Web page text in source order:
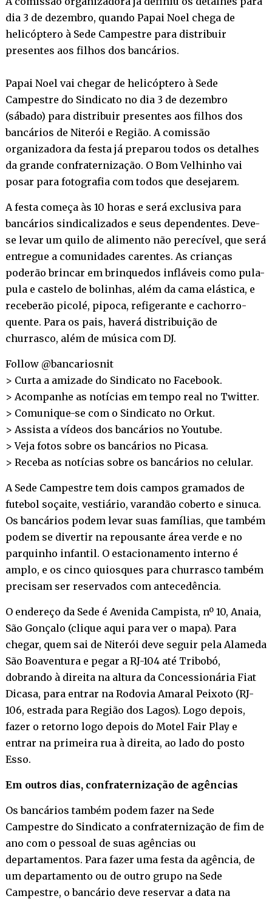
dia 3 de dezembro, quando Papai Noel chega de
helicóptero à Sede Campestre para distribuir
presentes aos filhos dos bancários.
Papai Noel vai chegar de helicóptero à Sede
Campestre do Sindicato no dia 3 de dezembro
(sábado) para distribuir presentes aos filhos dos
bancários de Niterói e Região. A comissão
organizadora da festa já preparou todos os detalhes
da grande confraternização. O Bom Velhinho vai
posar para fotografia com todos que desejarem.
A festa começa às 10 horas e será exclusiva para
bancários sindicalizados e seus dependentes. Deve-
se levar um quilo de alimento não perecível, que será
entregue a comunidades carentes. As crianças
poderão brincar em brinquedos infláveis como pula-
pula e castelo de bolinhas, além da cama elástica, e
receberão picolé, pipoca, refigerante e cachorro-
quente. Para os pais, haverá distribuição de
churrasco, além de música com DJ.
Follow @bancariosnit
> Curta a amizade do Sindicato no Facebook.
> Acompanhe as notícias em tempo real no Twitter.
> Comunique-se com o Sindicato no Orkut.
> Assista a vídeos dos bancários noYoutube.
> Veja fotos sobre os bancários no Picasa.
> Receba as notícias sobre os bancários no celular.
A Sede Campestre tem dois campos gramados de
futebol soçaite, vestiário, varandão coberto e sinuca.
Os bancários podem levar suas famílias, que também
podem se divertir na repousante área verde e no
parquinho infantil. O estacionamento interno é
amplo, e os cinco quiosques para churrasco também
precisam ser reservados com antecedência.
O endereço da Sede é Avenida Campista, nº 10, Anaia,
São Gonçalo (clique aqui para ver o mapa). Para
chegar, quem sai de Niterói deve seguir pela Alameda
São Boaventura e pegar a RJ-104 até Tribobó,
dobrando à direita na altura da Concessionária Fiat
Dicasa, para entrar na Rodovia Amaral Peixoto (RJ-
106, estrada para Região dos Lagos). Logo depois,
fazer o retorno logo depois do Motel Fair Play e
entrar na primeira rua à direita, ao lado do posto
Esso.
Em outros dias, confraternização de agências
Os bancários também podem fazer na Sede
Campestre do Sindicato a confraternização de fim de
ano com o pessoal de suas agências ou
departamentos. Para fazer uma festa da agência, de
um departamento ou de outro grupo na Sede
Campestre, o bancário deve reservar a data na